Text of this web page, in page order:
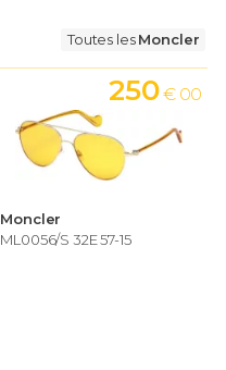
Toutes lesMoncler
Moncler
ML0056/S 32E 57-15
250 € 00